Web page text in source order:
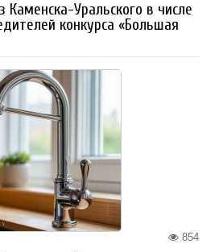
Каменска-Уральского в числе
конкурса «Большая
854